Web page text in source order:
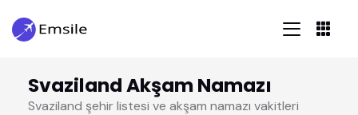
Svaziland Akşam Namazı
Svaziland şehir listesi ve akşam namazı vakitleri